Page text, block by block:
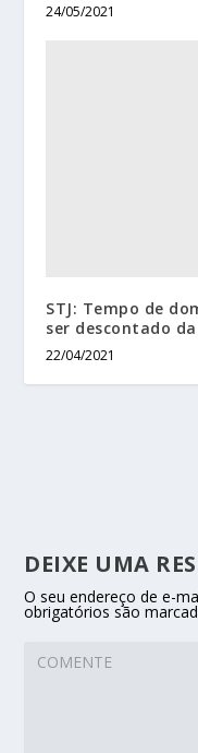
24/05/2021
STJ: Tempo de
ser descontado
22/04/2021
DEIXE UMA
O seu endereço de e-
obrigatórios são